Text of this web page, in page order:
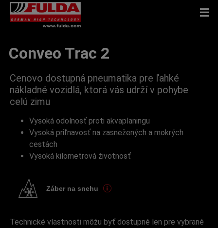
Conveo Trac 2
Cenovo dostupná pneumatika pre ľahké
nákladné vozidlá, ktorá vás udrží v pohybe
celú zimu
Vysoká odolnosť proti akvaplaningu
Vysoká priľnavosť na zasnežených a mokrých
cestách
Vysoká kilometrová životnosť
Záber na snehu
Technické vlastnosti môžu byť dostupné len pre vybrané